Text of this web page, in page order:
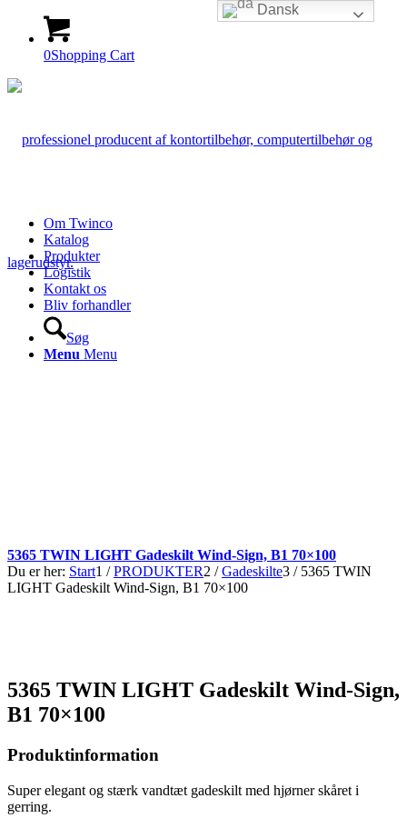
0Shopping Cart
Om Twinco
Katalog
Produkter
Logistik
Kontakt os
Bliv forhandler
Søg
Menu Menu
5365 TWIN LIGHT Gadeskilt Wind-Sign, B1 70×100
Du er her: Start1 / PRODUKTER2 / Gadeskilte3 / 5365 TWIN
LIGHT Gadeskilt Wind-Sign, B1 70×100
5365 TWIN LIGHT Gadeskilt Wind-Sign,
B1 70×100
Produktinformation
Super elegant og stærk vandtæt gadeskilt med hjørner skåret i
gerring.
Dansk